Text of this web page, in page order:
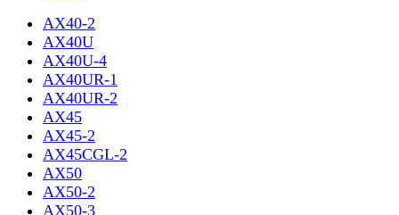
AX40-2
AX40U
AX40U-4
AX40UR-1
AX40UR-2
AX45
AX45-2
AX45CGL-2
AX50
AX50-2
AX50-3